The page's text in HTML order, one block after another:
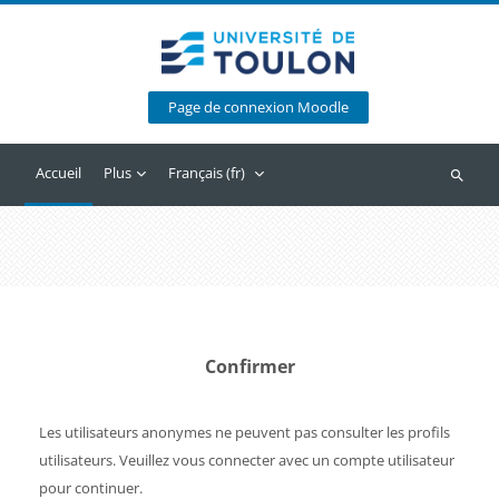
Page de connexion Moodle
Accueil Plus Français ‎(fr)‎
Confirmer
Les utilisateurs anonymes ne peuvent pas consulter les profils
utilisateurs. Veuillez vous connecter avec un compte utilisateur
pour continuer.